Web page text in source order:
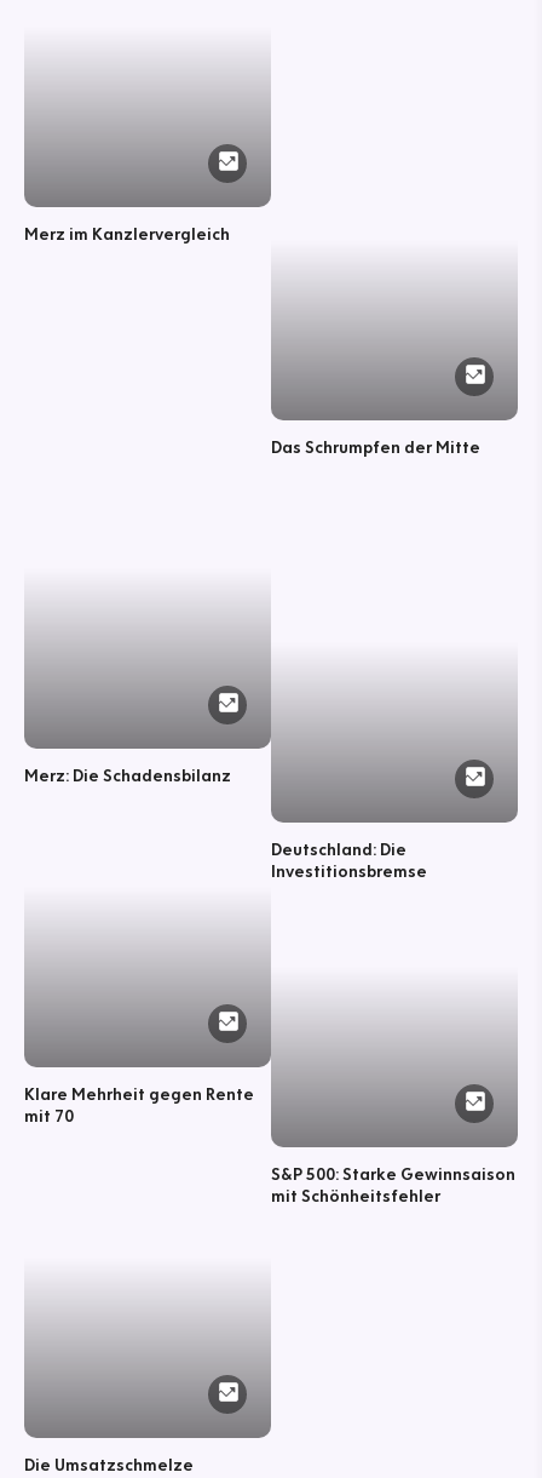
Merz im Kanzlervergleich
Merz: Die Schadensbilanz
Klare Mehrheit gegen Rente
mit 70
Die Umsatzschmelze
Das Schrumpfen der Mitte
Deutschland: Die
Investitionsbremse
S&P 500: Starke Gewinnsaison
mit Schönheitsfehler